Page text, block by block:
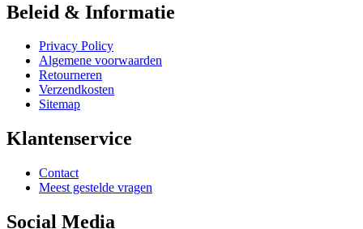
Beleid & Informatie
Privacy Policy
Algemene voorwaarden
Retourneren
Verzendkosten
Sitemap
Klantenservice
Contact
Meest gestelde vragen
Social Media